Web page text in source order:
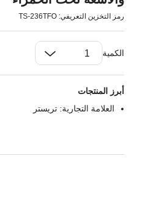
رمز التخزين التعريفي: TS-236TFO
الكمية
أبرز المنتجات
العلامة التجارية: تريستر